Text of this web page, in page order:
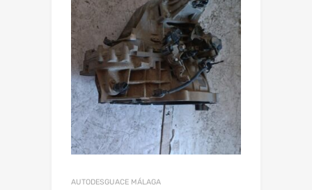
AUTODESGUACE MÁLAGA